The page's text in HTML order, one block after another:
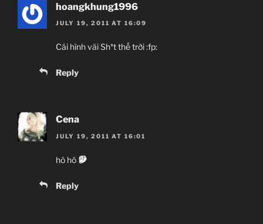
hoangkhung1996
JULY 19, 2011 AT 16:09
Cái hình vãi Sh*t thế trời :fp:
Reply
Cena
JULY 19, 2011 AT 16:01
hô hô
Reply